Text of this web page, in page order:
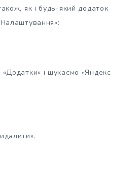
як і будь-який додаток
і шукаємо «Яндекс